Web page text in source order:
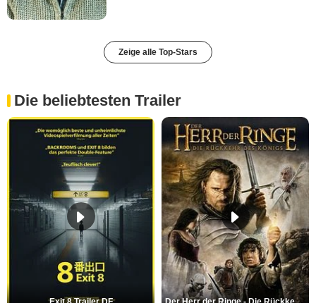
Zeige alle Top-Stars
Die beliebtesten Trailer